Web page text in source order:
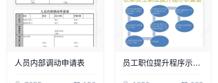
人员内部调动申请表 员工职位提升程序示意图